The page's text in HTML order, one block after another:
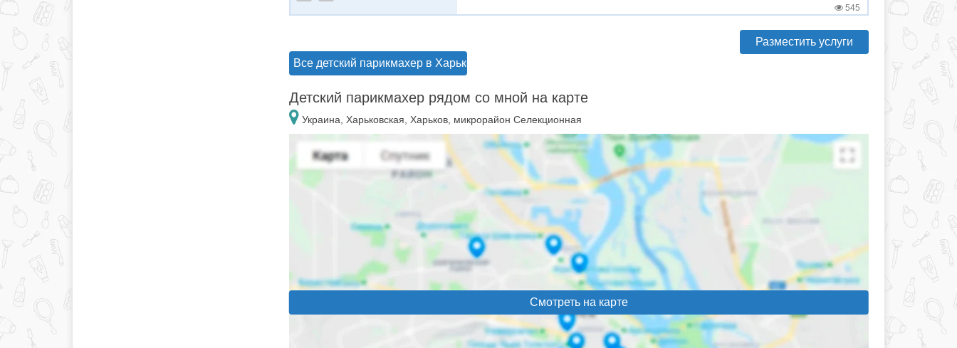
545
Все детский парикмахер в Харькове
Разместить услуги
Детский парикмахер рядом со мной на карте
Украина, Харьковская, Харьков, микрорайон Селекционная
Смотреть на карте